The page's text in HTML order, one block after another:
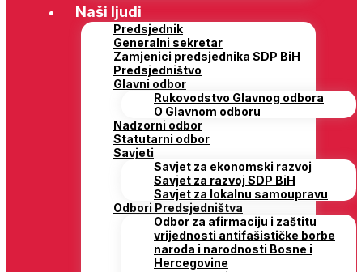
Naši ljudi
Predsjednik
Generalni sekretar
Zamjenici predsjednika SDP BiH
Predsjedništvo
Glavni odbor
Rukovodstvo Glavnog odbora
O Glavnom odboru
Nadzorni odbor
Statutarni odbor
Savjeti
Savjet za ekonomski razvoj
Savjet za razvoj SDP BiH
Savjet za lokalnu samoupravu
Odbori Predsjedništva
Odbor za afirmaciju i zaštitu
vrijednosti antifašističke borbe
naroda i narodnosti Bosne i
Hercegovine